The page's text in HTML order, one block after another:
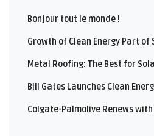
Bonjour tout le monde !
Growth of Clean Energy Part of
Metal Roofing: The Best for
Bill Gates Launches Clean
Colgate-Palmolive Renews